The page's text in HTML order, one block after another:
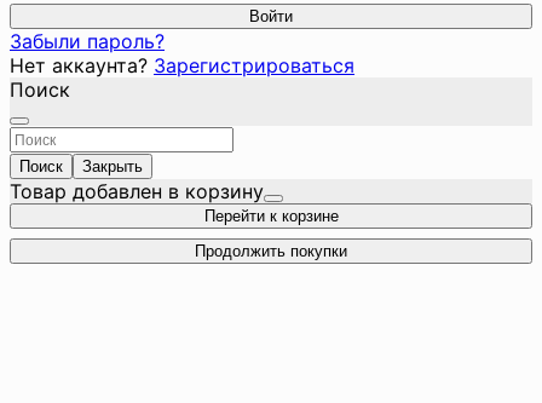
Войти
Забыли пароль?
Нет аккаунта? Зарегистрироваться
Поиск
Поиск Закрыть
Товар добавлен в корзину
Перейти к корзине
Продолжить покупки